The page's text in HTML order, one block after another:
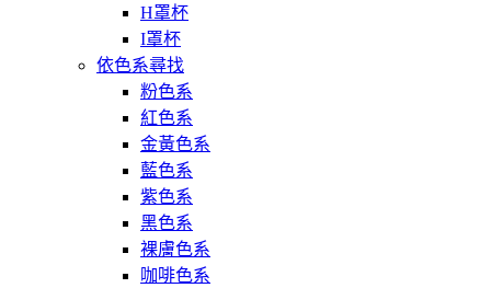
H罩杯
I罩杯
依色系尋找
粉色系
紅色系
金黃色系
藍色系
紫色系
黑色系
裸膚色系
咖啡色系